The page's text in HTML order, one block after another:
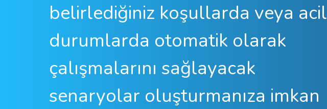
belirlediğiniz koşullarda veya acil
durumlarda otomatik olarak
çalışmalarını sağlayacak
senaryolar oluşturmanıza imkan